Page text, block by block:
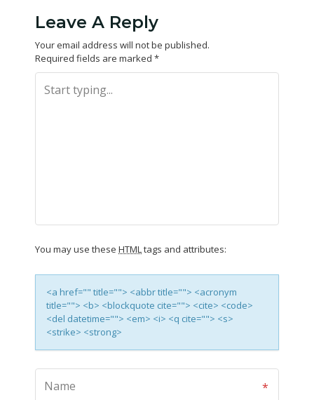
Leave A Reply
Your email address will not be published.
Required fields are marked *
You may use these HTMLtags and attributes:
<a href="" title=""> <abbr title=""> <acronym
title=""> <b> <blockquote cite=""> <cite> <code>
<del datetime=""> <em> <i> <q cite=""> <s>
<strike> <strong>